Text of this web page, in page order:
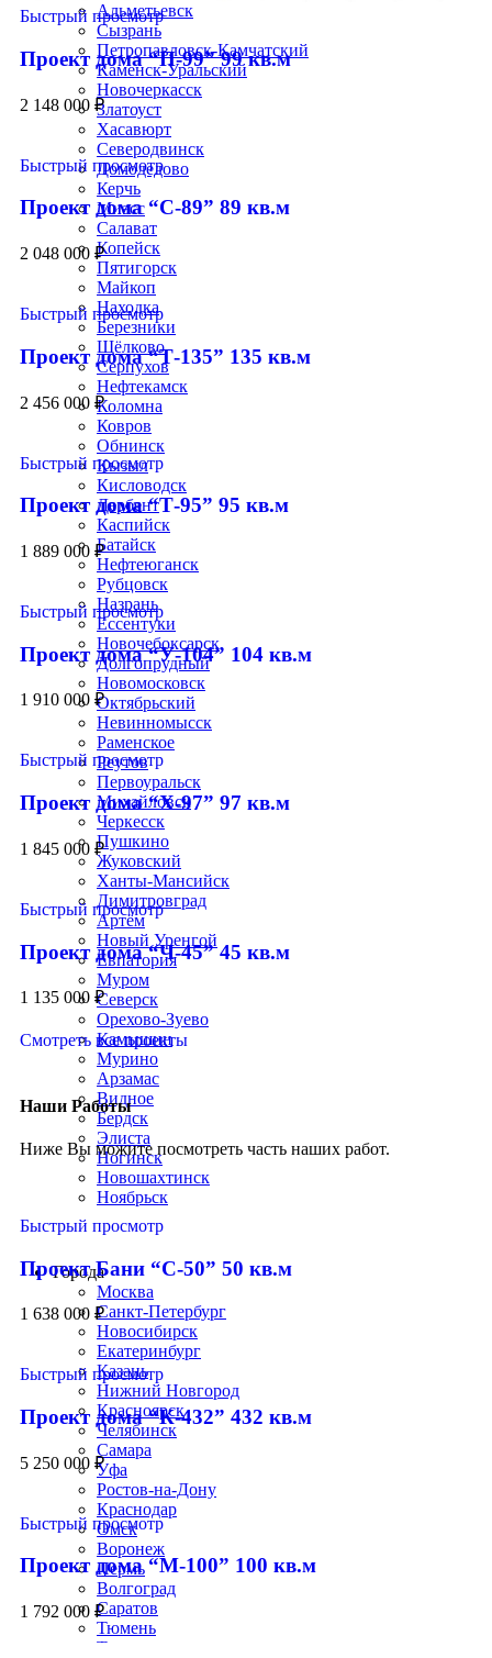
Альметьевск
Сызрань
Петропавловск-Камчатский
Каменск-Уральский
Новочеркасск
Златоуст
Хасавюрт
Северодвинск
Домодедово
Керчь
Миасс
Салават
Копейск
Пятигорск
Майкоп
Находка
Березники
Щёлково
Серпухов
Нефтекамск
Коломна
Ковров
Обнинск
Кызыл
Кисловодск
Дербент
Каспийск
Батайск
Нефтеюганск
Рубцовск
Назрань
Ессентуки
Новочебоксарск
Долгопрудный
Новомосковск
Октябрьский
Невинномысск
Раменское
Реутов
Первоуральск
Михайловск
Черкесск
Пушкино
Жуковский
Ханты-Мансийск
Димитровград
Артём
Новый Уренгой
Евпатория
Муром
Северск
Орехово-Зуево
Камышин
Мурино
Арзамас
Видное
Бердск
Элиста
Ногинск
Новошахтинск
Ноябрьск
Строим по всей России
Города
Москва
Санкт-Петербург
Новосибирск
Екатеринбург
Казань
Нижний Новгород
Красноярск
Челябинск
Самара
Уфа
Ростов-на-Дону
Краснодар
Омск
Воронеж
Пермь
Волгоград
Саратов
Тюмень
Тольятти
Быстрый просмотр
Проект дома “П-99” 99 кв.м
2 148 000 ₽
Быстрый просмотр
Проект дома “С-89” 89 кв.м
2 048 000 ₽
Быстрый просмотр
Проект дома “Т-135” 135 кв.м
2 456 000 ₽
Быстрый просмотр
Проект дома “Т-95” 95 кв.м
1 889 000 ₽
Быстрый просмотр
Проект дома “У-104” 104 кв.м
1 910 000 ₽
Быстрый просмотр
Проект дома “Х-97” 97 кв.м
1 845 000 ₽
Быстрый просмотр
Проект дома “Ч-45” 45 кв.м
1 135 000 ₽
Смотреть все проекты
Наши Работы
Ниже Вы можите посмотреть часть наших работ.
Быстрый просмотр
Проект Бани “С-50” 50 кв.м
1 638 000 ₽
Быстрый просмотр
Проект дома “К-432” 432 кв.м
5 250 000 ₽
Быстрый просмотр
Проект дома “М-100” 100 кв.м
1 792 000 ₽